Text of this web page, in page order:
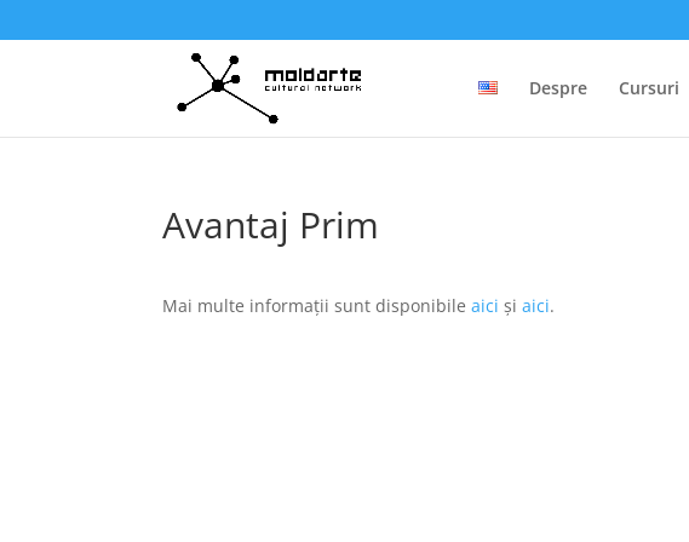
Despre Cursuri
Avantaj Prim
Mai multe informații sunt disponibile aici și aici.